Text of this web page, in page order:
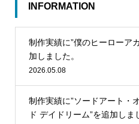
INFORMATION
制作実績に”僕のヒーローア
加しました。
2026.05.08
制作実績に”ソードアート・
ド デイドリーム”を追加しま